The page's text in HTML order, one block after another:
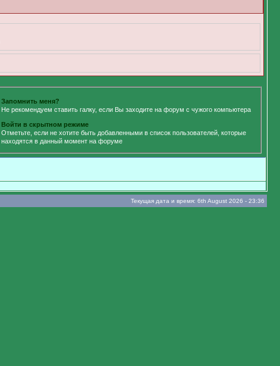
Запомнить меня?
Не рекомендуем ставить галку, если Вы заходите на форум с чужого компьютера
Войти в скрытном режиме
Отметьте, если не хотите быть добавленными в список пользователей, которые
находятся в данный момент на форуме
Текущая дата и время: 6th August 2026 - 23:36